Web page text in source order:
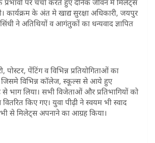
कार्यक्रम के अंत मे खाद्य सुरक्षा अधिकारी, जयपुर
ने अतिथियों व आगंतुकों का धन्यवाद ज्ञापित
पोस्टर, पेंटिंग व विभिन्न प्रतियोगिताओं का
विभिन्न कॉलेज, स्कूल्स से आये हुए
से भाग लिया। सभी विजेताओं और प्रतिभागियों को
वितरित किए गए। युवा पीढ़ी ने स्वयम भी स्वाद
से मिलेट्स अपनाने का आग्रह किया।